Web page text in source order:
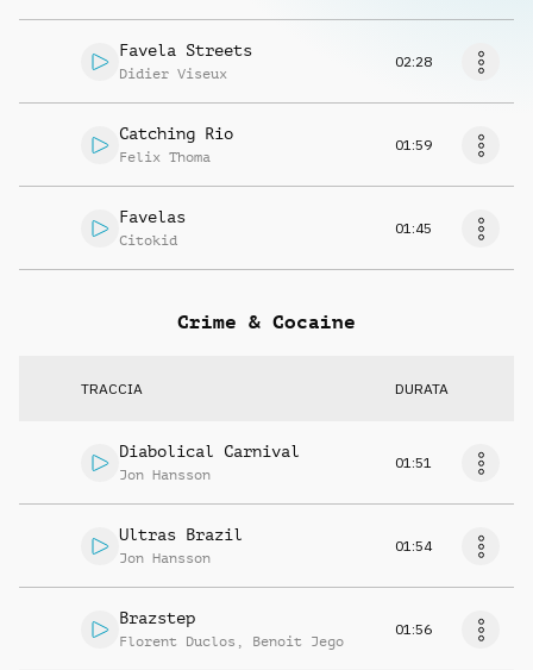
Favela Streets
Didier Viseux
02:28
Catching Rio
Felix Thoma
01:59
Favelas
Citokid
01:45
Crime & Cocaine
TRACCIA DURATA
Diabolical Carnival
Jon Hansson
01:51
Ultras Brazil
Jon Hansson
01:54
Brazstep
Florent Duclos , Benoit Jego
01:56